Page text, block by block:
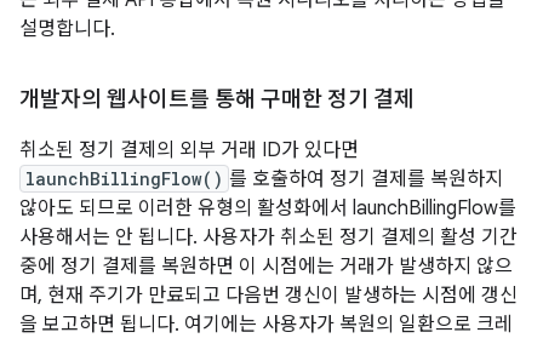
설명합니다.
개발자의 웹사이트를 통해 구매한 정기 결제
취소된 정기 결제의 외부 거래 ID가 있다면
launchBillingFlow() 를 호출하여 정기 결제를 복원하지
않아도 되므로 이러한 유형의 활성화에서 launchBillingFlow를
사용해서는 안 됩니다. 사용자가 취소된 정기 결제의 활성 기간
중에 정기 결제를 복원하면 이 시점에는 거래가 발생하지 않으
며, 현재 주기가 만료되고 다음번 갱신이 발생하는 시점에 갱신
을 보고하면 됩니다. 여기에는 사용자가 복원의 일환으로 크레